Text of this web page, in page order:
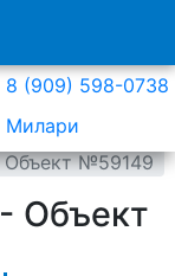
8 (909) 598-0738
Милари
Объект №59149
Объект